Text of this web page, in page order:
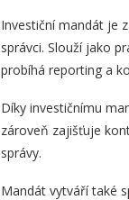
Investiční mandát je
správci. Slouží jako
probíhá reporting a
Díky investičnímu
zároveň zajišťuje
správy.
Mandát vytváří také